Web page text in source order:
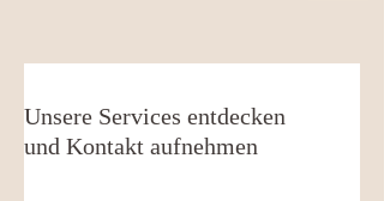
Unsere Services entdecken
und Kontakt aufnehmen